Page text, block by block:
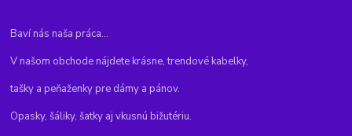
Baví nás naša práca...
V našom obchode nájdete krásne, trendové kabelky,
tašky a peňaženky pre dámy a pánov.
Opasky, šáliky, šatky aj vkusnú bižutériu.